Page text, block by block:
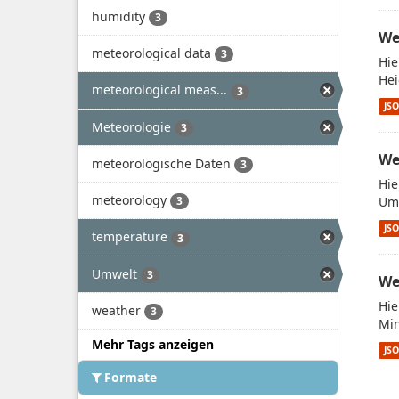
humidity 3
meteorological data 3
meteorological meas... 3
Meteorologie 3
meteorologische Daten 3
meteorology 3
temperature 3
Umwelt 3
weather 3
Mehr Tags anzeigen
Formate